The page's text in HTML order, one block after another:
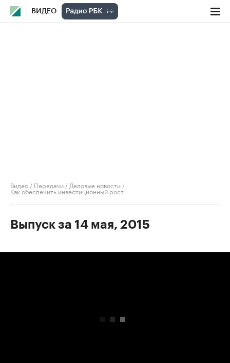
ВИДЕО
Видео / Передачи / Деловые новости /
Как обеспечить инвестиционный рост
Выпуск за 14 мая, 2015